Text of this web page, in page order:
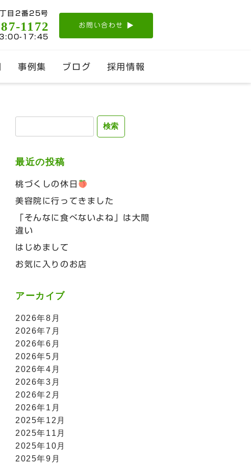
目2番25号
1172
17:45
お問い合わせ
事例集 ブログ 採用情報
検
最近の投稿
桃づくしの休日
美容院に行ってきました
「そんなに食べないよね」は大間
違い
はじめまして
お気に入りのお店
アーカイブ
2026年8月
2026年7月
2026年6月
2026年5月
2026年4月
2026年3月
2026年2月
2026年1月
2025年12月
2025年11月
2025年10月
2025年9月